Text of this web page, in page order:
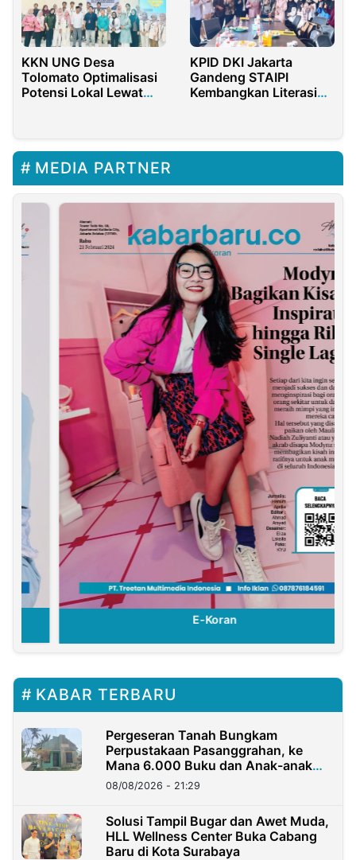
KKN UNG Desa
Tolomato Optimalisasi
Potensi Lokal Lewat
KPID DKI Jakarta
Gandeng STAIPI
Kembangkan Literasi
MEDIA PARTNER
E-Koran
KABAR TERBARU
Pergeseran Tanah Bungkam
Perpustakaan Pasanggrahan, ke
Mana 6.000 Buku dan Anak-anak
Kini?
08/08/2026 - 21:29
Solusi Tampil Bugar dan Awet Muda,
HLL Wellness Center Buka Cabang
Baru di Kota Surabaya